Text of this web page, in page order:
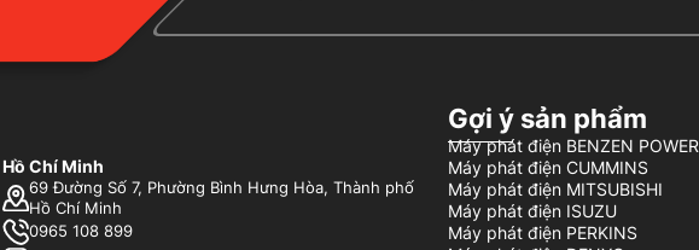
Hồ Chí Minh
69 Đường Số 7, Phường Bình Hưng Hòa, Thành phố
Hồ Chí Minh
0965 108 899
Gợi ý sản phẩm
Máy phát điện BENZEN POWER
Máy phát điện CUMMINS
Máy phát điện MITSUBISHI
Máy phát điện ISUZU
Máy phát điện PERKINS